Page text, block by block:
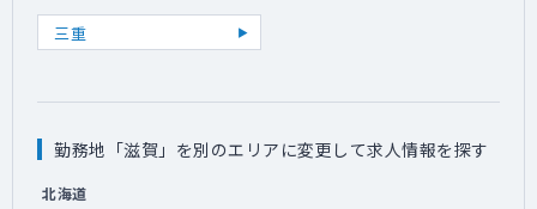
三重
勤務地「滋賀」を別のエリアに変更して求人情報を探す
北海道